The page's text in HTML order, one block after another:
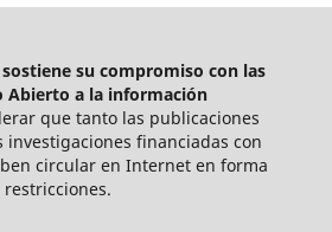
sostiene su compromiso con las
Abierto a la información
que tanto las publicaciones
investigaciones financiadas con
circular en Internet en forma